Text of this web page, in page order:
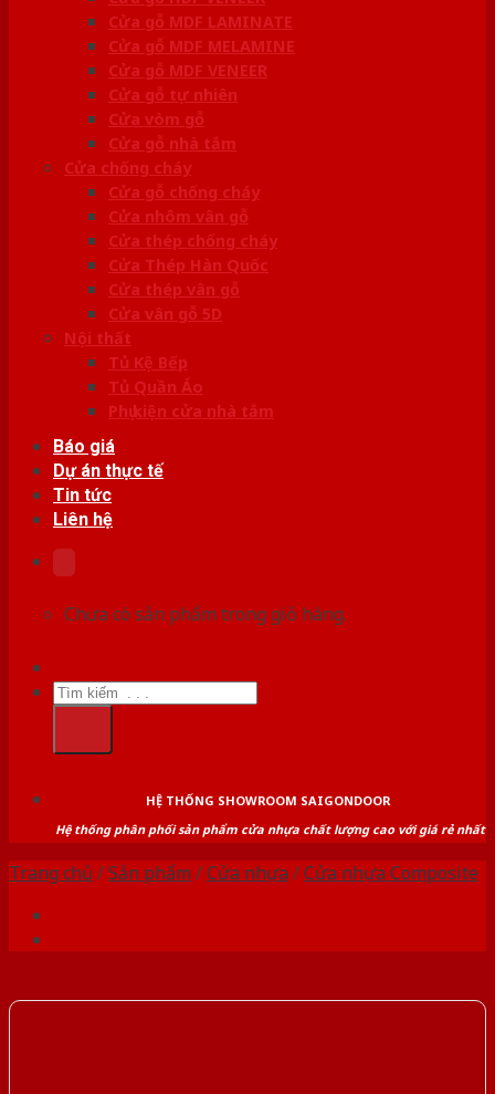
Cửa gỗ MDF LAMINATE
Cửa gỗ MDF MELAMINE
Cửa gỗ MDF VENEER
Cửa gỗ tự nhiên
Cửa vòm gỗ
Cửa gỗ nhà tắm
Cửa chống cháy
Cửa gỗ chống cháy
Cửa nhôm vân gỗ
Cửa thép chống cháy
Cửa Thép Hàn Quốc
Cửa thép vân gỗ
Cửa vân gỗ 5D
Nội thất
Tủ Kệ Bếp
Tủ Quần Áo
Phụ kiện cửa nhà tắm
Báo giá
Dự án thực tế
Tin tức
Liên hệ
Chưa có sản phẩm trong giỏ hàng.
Tìm
kiếm:
HỆ THỐNG SHOWROOM SAIGONDOOR
Hệ thống phân phối sản phẩm cửa nhựa chất lượng cao với giá rẻ nhất
Trang chủ /Sản phẩm /Cửa nhựa /Cửa nhựa Composite